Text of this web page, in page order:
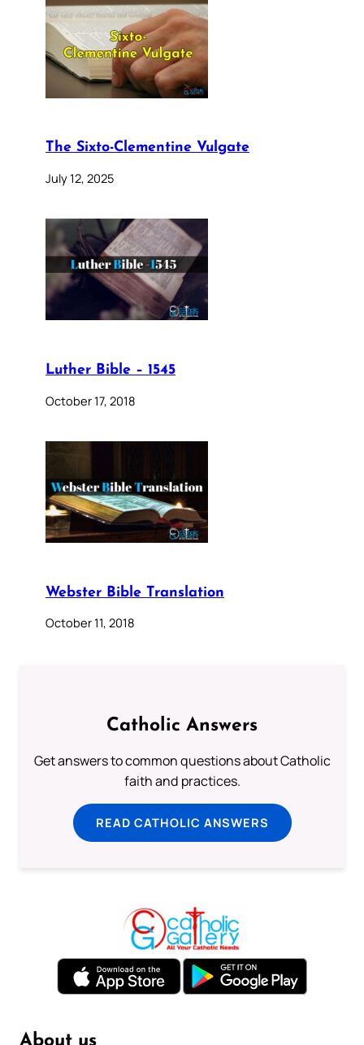
The Sixto-Clementine Vulgate
July 12, 2025
Luther Bible – 1545
October 17, 2018
Webster Bible Translation
October 11, 2018
Catholic Answers
Get answers to common questions about Catholic
faith and practices.
READ CATHOLIC ANSWERS